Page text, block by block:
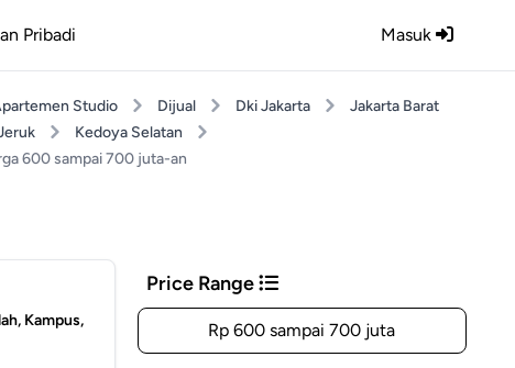
Masuk
Pribadi
Studio Dijual Dki Jakarta
Jakarta Barat
Kedoya Selatan
600 sampai 700 juta-an
Kampus,
Price Range
Rp 600 sampai 700 juta